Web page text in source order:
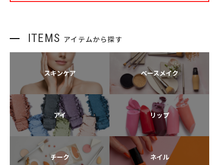
ITEMS アイテムから探す
スキンケア ベースメイク
アイ リップ
チーク ネイル